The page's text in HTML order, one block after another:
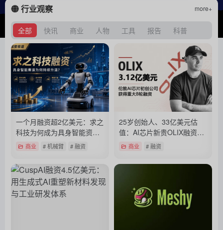
title="English"><img src="https://www.aifun.cc/wp-
行业观察
全部 快讯 商业 人物 工具 报告 科普
more+
一个月融资超2亿美元：求之
科技为何成为具身智能资本
新宠？
商业 # 机械臂 # 融资
25岁创始人、33亿美元估
值：AI芯片新贵OLIX融资背
后的豪赌
商业 # 融资